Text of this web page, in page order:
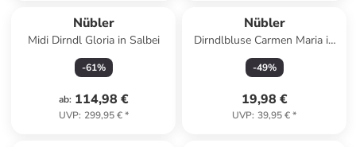
Nübler
Midi Dirndl Gloria in Salbei
-61%
ab: 114,98 €
UVP: 299,95 €*
Nübler
Dirndlbluse Carmen Maria in
Weiß
-49%
19,98 €
UVP: 39,95 €*